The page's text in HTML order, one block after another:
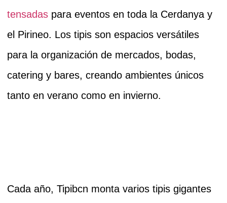
tensadas para eventos en toda la Cerdanya y
el Pirineo. Los tipis son espacios versátiles
para la organización de mercados, bodas,
catering y bares, creando ambientes únicos
tanto en verano como en invierno.
Cada año, Tipibcn monta varios tipis gigantes